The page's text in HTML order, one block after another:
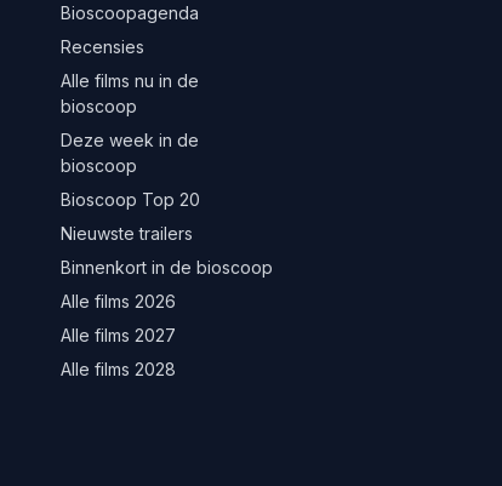
Bioscoopagenda
Recensies
Alle films nu in de
bioscoop
Deze week in de
bioscoop
Bioscoop Top 20
Nieuwste trailers
Binnenkort in de bioscoop
Alle films 2026
Alle films 2027
Alle films 2028